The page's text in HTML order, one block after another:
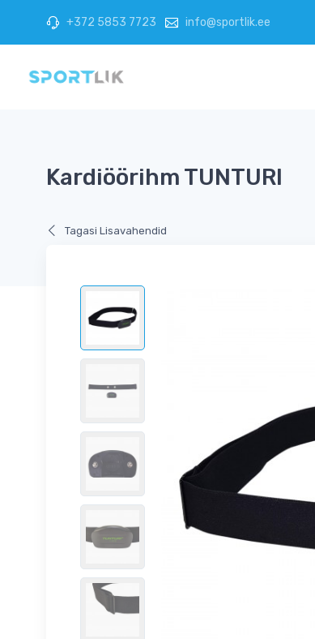
+372 5853 7723 info@sportlik.ee
Kardiöörihm TUNTURI
Tagasi Lisavahendid